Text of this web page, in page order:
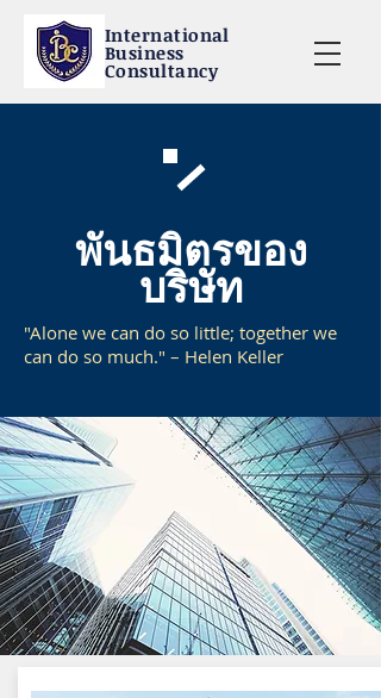
International
Business
Consultancy
พันธมิตรของ
บริษัท
"Alone we can do so little; together we
can do so much." – Helen Keller